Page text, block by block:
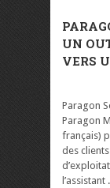
UN
VERS
Paragon
Paragon
français)
des
l’assistant